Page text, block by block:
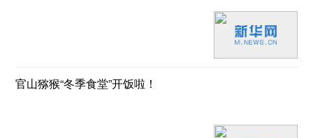
官山猕猴“冬季食堂”开饭啦！